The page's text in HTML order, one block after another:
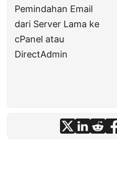
Pemindahan Email
dari Server Lama ke
cPanel atau
DirectAdmin